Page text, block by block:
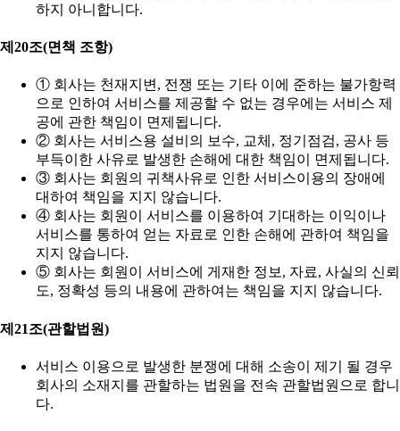
하지 아니합니다.
제20조(면책 조항)
① 회사는 천재지변, 전쟁 또는 기타 이에 준하는 불가항력
으로 인하여 서비스를 제공할 수 없는 경우에는 서비스 제
공에 관한 책임이 면제됩니다.
② 회사는 서비스용 설비의 보수, 교체, 정기점검, 공사 등
부득이한 사유로 발생한 손해에 대한 책임이 면제됩니다.
③ 회사는 회원의 귀책사유로 인한 서비스이용의 장애에
대하여 책임을 지지 않습니다.
④ 회사는 회원이 서비스를 이용하여 기대하는 이익이나
서비스를 통하여 얻는 자료로 인한 손해에 관하여 책임을
지지 않습니다.
⑤ 회사는 회원이 서비스에 게재한 정보, 자료, 사실의 신뢰
도, 정확성 등의 내용에 관하여는 책임을 지지 않습니다.
제21조(관할법원)
서비스 이용으로 발생한 분쟁에 대해 소송이 제기 될 경우
회사의 소재지를 관할하는 법원을 전속 관할법원으로 합니
다.